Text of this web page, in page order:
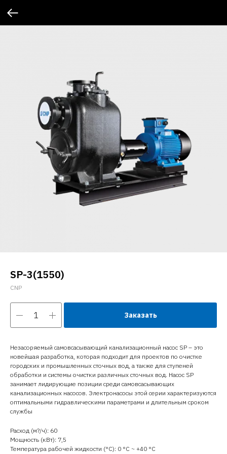
SP-3(1550)
CNP
Заказать
Незасоряемый самовсасывающий канализационный насос SP – это
новейшая разработка, которая подходит для проектов по очистке
городских и промышленных сточных вод, а также для ступеней
обработки и системы очистки различных сточных вод. Насос SP
занимает лидирующие позиции среди самовсасывающих
канализационных насосов. Электронасосы этой серии характеризуются
оптимальными гидравлическими параметрами и длительным сроком
службы
Расход (м?/ч): 60
Мощность (кВт): 7,5
Температура рабочей жидкости (°C): 0 °С ~ +40 °С